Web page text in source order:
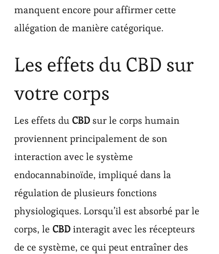
manquent encore pour affirmer cette
allégation de manière catégorique.
Les effets du CBD sur
votre corps
Les effets du CBD sur le corps humain
proviennent principalement de son
interaction avec le système
endocannabinoïde, impliqué dans la
régulation de plusieurs fonctions
physiologiques. Lorsqu’il est absorbé par le
corps, le CBDinteragit avec les récepteurs
de ce système, ce qui peut entraîner des